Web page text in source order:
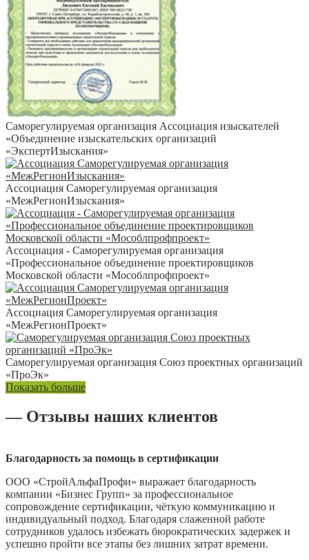
Саморегулируемая организация Ассоциация изыскателей
«Объединение изыскательских организаций
«ЭкспертИзыскания»
Ассоциация Саморегулируемая организация
«МежРегионИзыскания»
Ассоциация - Саморегулируемая организация
«Профессиональное объединение проектировщиков
Московской области «Мособлпрофпроект»
Ассоциация Саморегулируемая организация
«МежРегионПроект»
Саморегулируемая организация Союз проектных организаций
«ПроЭк»
Показать больше
— Отзывы наших клиентов
Благодарность за помощь в сертификации
ООО «СтройАльфаПрофи» выражает благодарность
компании «Бизнес Групп» за профессиональное
сопровождение сертификации, чёткую коммуникацию и
индивидуальный подход. Благодаря слаженной работе
сотрудников удалось избежать бюрократических задержек и
успешно пройти все этапы без лишних затрат времени.